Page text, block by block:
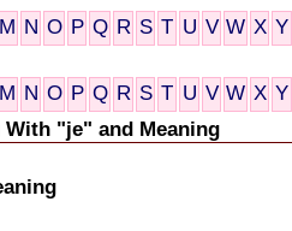
M N O P Q R S T U V W X Y
M N O P Q R S T U V W X Y
"je" and Meaning